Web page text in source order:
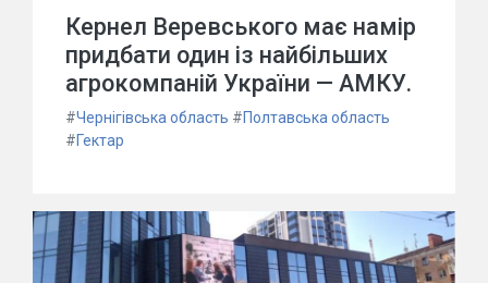
Кернел Веревського має намір
придбати один із найбільших
агрокомпаній України — АМКУ.
#Чернігівська область #Полтавська область
#Гектар